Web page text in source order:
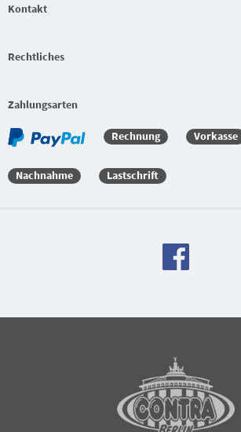
Kontakt
Rechtliches
Zahlungsarten
Rechnung Vorkasse
Nachnahme Lastschrift